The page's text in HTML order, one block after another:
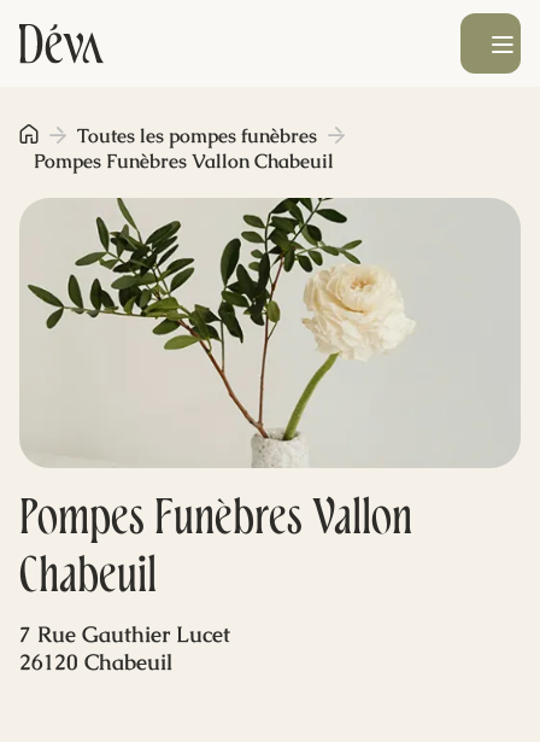
Obsèques
Prévoyance
Monument funéraire
Livraison de fleurs
Blog
Ouvrir le
Pompes Funèbres Vallon
Chabeuil
Toutes les pompes funèbres
Pompes Funèbres Vallon Chabeuil
7 Rue Gauthier Lucet
26120 Chabeuil